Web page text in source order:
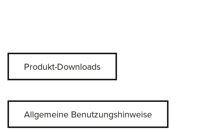
Produkt-Downloads
Allgemeine Benutzungshinweise